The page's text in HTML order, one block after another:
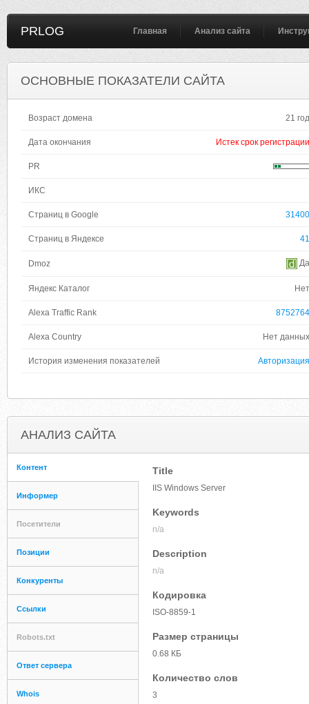
PRLOG Главная Анализ сайта
ОСНОВНЫЕ ПОКАЗАТЕЛИ САЙТА
Возраст домена 21 год
Дата окончания Истек срок регистрации
PR
ИКС
Страниц в Google 31400
Страниц в Яндексе 41
Dmoz Да
Яндекс Каталог Нет
Alexa Traffic Rank 8752764
Alexa Country Нет данных
История изменения показателей Авторизация
АНАЛИЗ САЙТА
Контент
Информер
Посетители
Позиции
Конкуренты
Ссылки
Robots.txt
Ответ сервера
Whois
Title
IIS Windows Server
Keywords
n/a
Description
n/a
Кодировка
ISO-8859-1
Размер страницы
0.68 КБ
Количество слов
3